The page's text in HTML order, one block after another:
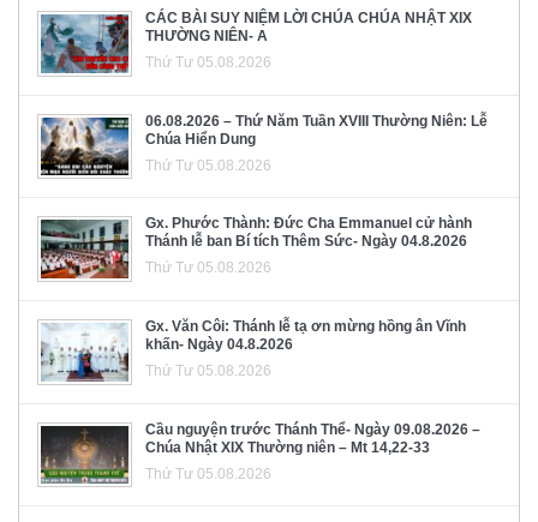
CÁC BÀI SUY NIỆM LỜI CHÚA CHÚA NHẬT XIX
THƯỜNG NIÊN- A
Thứ Tư 05.08.2026
06.08.2026 – Thứ Năm Tuần XVIII Thường Niên: Lễ
Chúa Hiển Dung
Thứ Tư 05.08.2026
Gx. Phước Thành: Đức Cha Emmanuel cử hành
Thánh lễ ban Bí tích Thêm Sức- Ngày 04.8.2026
Thứ Tư 05.08.2026
Gx. Văn Côi: Thánh lễ tạ ơn mừng hồng ân Vĩnh
khấn- Ngày 04.8.2026
Thứ Tư 05.08.2026
Cầu nguyện trước Thánh Thể- Ngày 09.08.2026 –
Chúa Nhật XIX Thường niên – Mt 14,22-33
Thứ Tư 05.08.2026